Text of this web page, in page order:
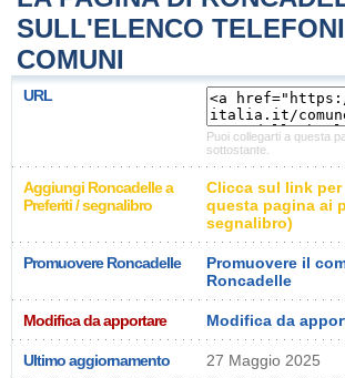
SULL'ELENCO
COMUNI
URL
Puoi collegarti a questa
sottostante.
Aggiungi Roncadelle a
Preferiti / segnalibro
Clicca sul link
questa pagina ai
segnalibro)
Promuovere Roncadelle
Promuovere il
Roncadelle
Modifica da apportare Modifica da
Ultimo aggiornamento 27 Maggio 2025